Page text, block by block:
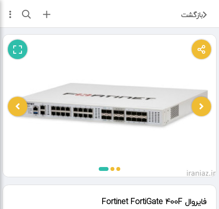
بازگشت ثبت آگهی
فایروال Fortinet FortiGate 400F